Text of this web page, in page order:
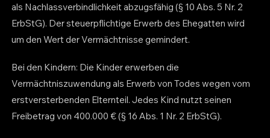
als Nachlassverbindlichkeit abzugsfähig (§ 10 Abs. 5 Nr. 2
ErbStG). Der steuerpflichtige Erwerb des Ehegatten wird
um den Wert der Vermächtnisse gemindert.
Bei den Kindern: Die Kinder erwerben die
Vermächtniszuwendung als Erwerb von Todes wegen vom
erstversterbenden Elternteil. Jedes Kind nutzt seinen
Freibetrag von 400.000 € (§ 16 Abs. 1 Nr. 2 ErbStG).